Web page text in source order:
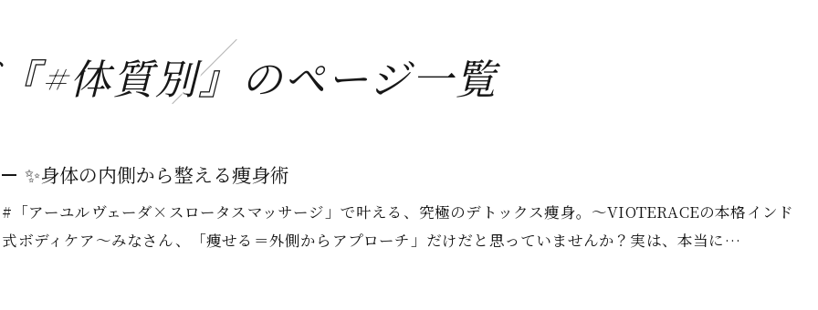
#体質別』のページ一覧
✨身体の内側から整える痩身術
#「アーユルヴェーダ×スロータスマッサージ」で叶える、究極のデトックス痩身。～VIOTERACEの本格インド
式ボディケア～みなさん、「痩せる＝外側からアプローチ」だけだと思っていませんか？実は、本当に…